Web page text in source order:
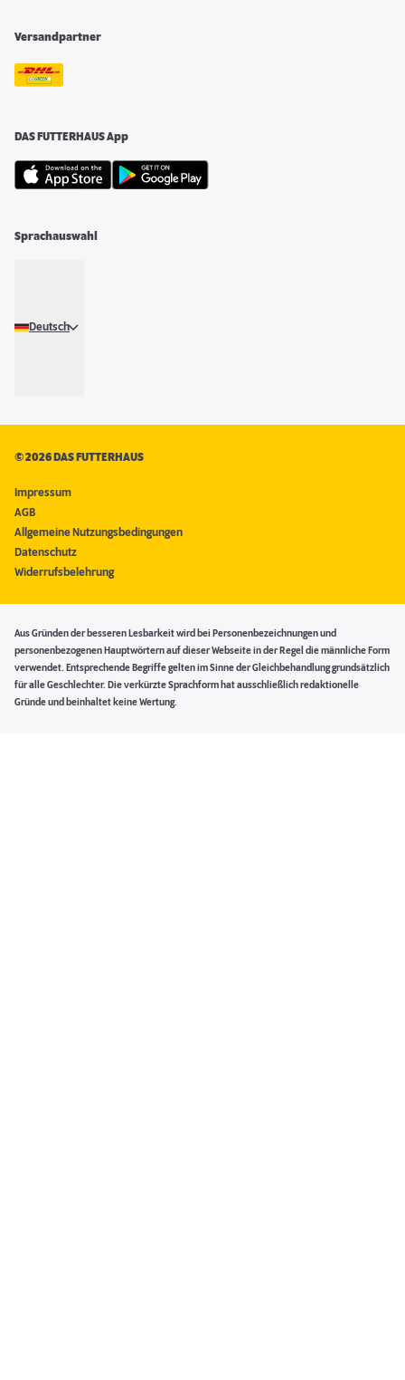
Versandpartner
DAS FUTTERHAUS App
Sprachauswahl
Deutsch
©2026 DAS FUTTERHAUS
Impressum
AGB
Allgemeine Nutzungsbedingungen
Datenschutz
Widerrufsbelehrung
Aus Gründen der besseren Lesbarkeit wird bei Personenbezeichnungen und
personenbezogenen Hauptwörtern auf dieser Webseite in der Regel die männliche Form
verwendet. Entsprechende Begriffe gelten im Sinne der Gleichbehandlung grundsätzlich
für alle Geschlechter. Die verkürzte Sprachform hat ausschließlich redaktionelle
Gründe und beinhaltet keine Wertung.